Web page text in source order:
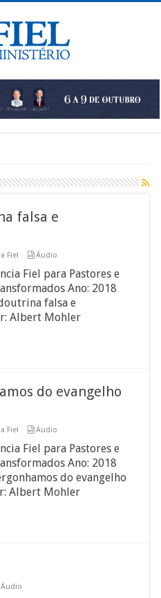
falsa e
Fiel Áudio
Fiel para Pastores e
Ano: 2018
falsa e
Albert Mohler
do evangelho
Fiel Áudio
Fiel para Pastores e
Ano: 2018
do evangelho
Albert Mohler
Áudio